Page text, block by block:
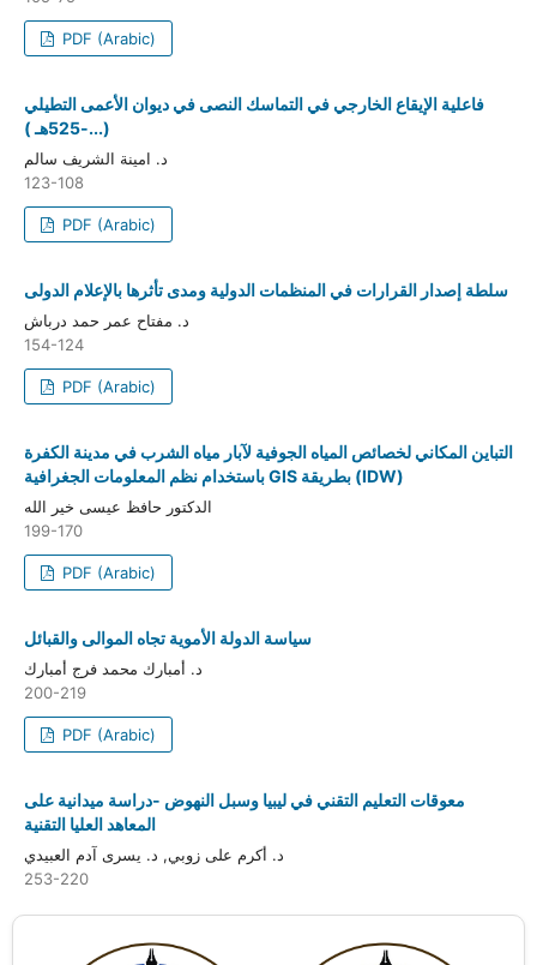
PDF (Arabic)
فاعلية الإيقاع الخارجي في التماسك النصى في ديوان الأعمى التطيلي
(...-525هـ )
د. امينة الشريف سالم
123-108
PDF (Arabic)
سلطة إصدار القرارات في المنظمات الدولية ومدى تأثرها بالإعلام الدولى
د. مفتاح عمر حمد درباش
154-124
PDF (Arabic)
التباين المكاني لخصائص المياه الجوفية لآبار مياه الشرب في مدينة الكفرة
باستخدام نظم المعلومات الجغرافية GIS بطريقة (IDW)
الدكتور حافظ عيسى خير الله
199-170
PDF (Arabic)
سياسة الدولة الأموية تجاه الموالى والقبائل
د. أمبارك محمد فرج أمبارك
200-219
PDF (Arabic)
معوقات التعليم التقني في ليبيا وسبل النهوض -دراسة ميدانية على
المعاهد العليا التقنية
د. أكرم على زوبي, د. يسرى آدم العبيدي
253-220